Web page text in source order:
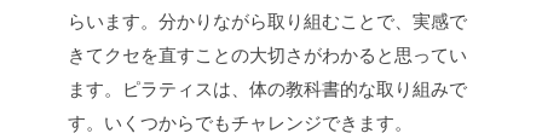
らいます。分かりながら取り組むことで、実感で
きてクセを直すことの大切さがわかると思ってい
ます。ピラティスは、体の教科書的な取り組みで
す。いくつからでもチャレンジできます。